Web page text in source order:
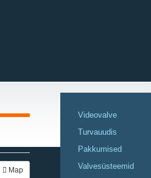
Map
Videovalve
Turvauudis
Pakkumised
Valvesüsteemid